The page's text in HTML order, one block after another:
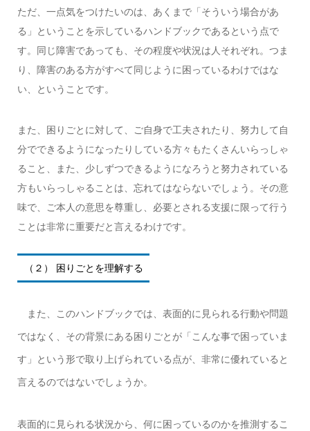
ただ、一点気をつけたいのは、あくまで「そういう場合があ
る」ということを示しているハンドブックであるという点で
す。同じ障害であっても、その程度や状況は人それぞれ。つま
り、障害のある方がすべて同じように困っているわけではな
い、ということです。
また、困りごとに対して、ご自身で工夫されたり、努力して自
分でできるようになったりしている方々もたくさんいらっしゃ
ること、また、少しずつできるようになろうと努力されている
方もいらっしゃることは、忘れてはならないでしょう。その意
味で、ご本人の意思を尊重し、必要とされる支援に限って行う
ことは非常に重要だと言えるわけです。
（２） 困りごとを理解する
また、このハンドブックでは、表面的に見られる行動や問題
ではなく、その背景にある困りごとが「こんな事で困っていま
す」という形で取り上げられている点が、非常に優れていると
言えるのではないでしょうか。
表面的に見られる状況から、何に困っているのかを推測するこ